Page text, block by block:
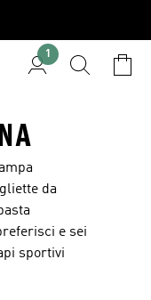
1
da
e sei
sportivi